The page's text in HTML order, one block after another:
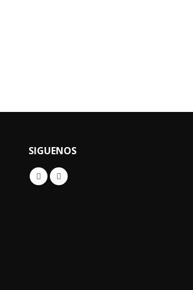
SIGUENOS